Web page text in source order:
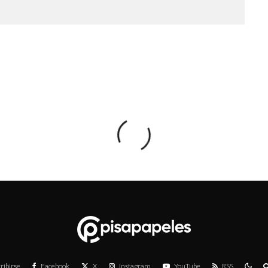
Facebook X Instagram YouTube RSS